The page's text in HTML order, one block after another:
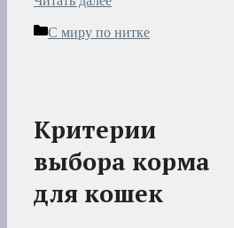
Рубрики
С миру по нитке
Критерии
выбора корма
для кошек